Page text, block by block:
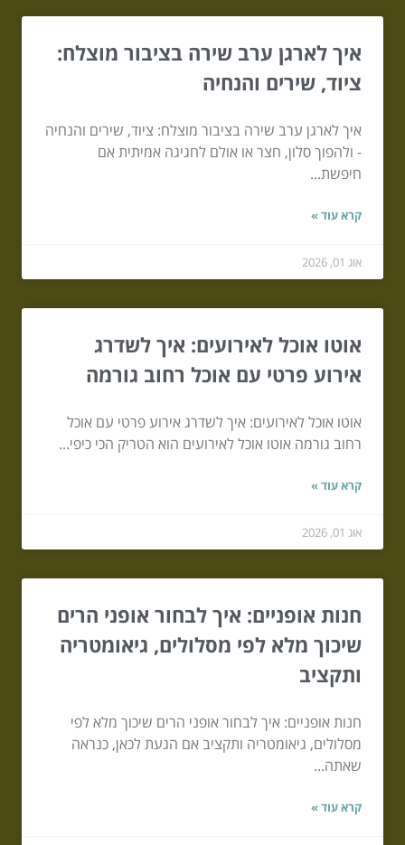
איך לארגן ערב שירה בציבור מוצלח:
ציוד, שירים והנחיה
איך לארגן ערב שירה בציבור מוצלח: ציוד, שירים והנחיה
- ולהפוך סלון, חצר או אולם לחגיגה אמיתית אם
חיפשת...
קרא עוד »
אוג 01, 2026
אוטו אוכל לאירועים: איך לשדרג
אירוע פרטי עם אוכל רחוב גורמה
אוטו אוכל לאירועים: איך לשדרג אירוע פרטי עם אוכל
רחוב גורמה אוטו אוכל לאירועים הוא הטריק הכי כיפי...
קרא עוד »
אוג 01, 2026
חנות אופניים: איך לבחור אופני הרים
שיכוך מלא לפי מסלולים, גיאומטריה
ותקציב
חנות אופניים: איך לבחור אופני הרים שיכוך מלא לפי
מסלולים, גיאומטריה ותקציב אם הגעת לכאן, כנראה
שאתה...
קרא עוד »